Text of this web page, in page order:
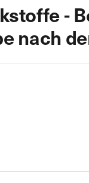
-
nach